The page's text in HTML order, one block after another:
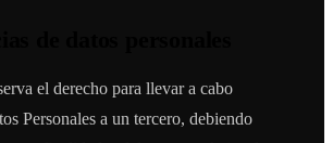
el derecho para llevar a cabo
Personales a un tercero, debiendo